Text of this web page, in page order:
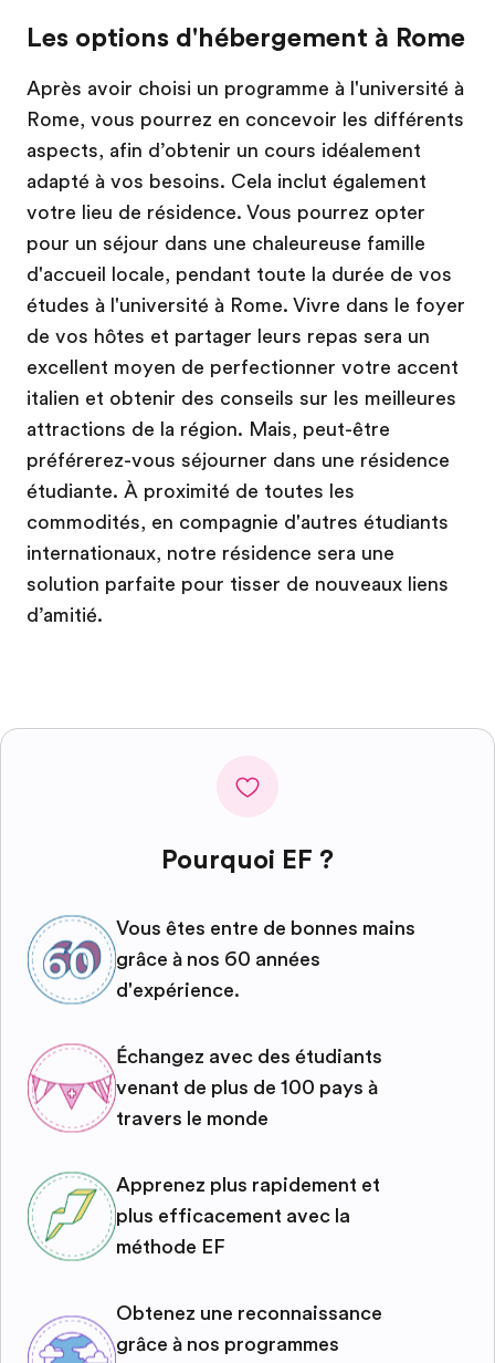
Les options d'hébergement à Rome
Après avoir choisi un programme à l'université à
Rome, vous pourrez en concevoir les différents
aspects, afin d’obtenir un cours idéalement
adapté à vos besoins. Cela inclut également
votre lieu de résidence. Vous pourrez opter
pour un séjour dans une chaleureuse famille
d'accueil locale, pendant toute la durée de vos
études à l'université à Rome. Vivre dans le foyer
de vos hôtes et partager leurs repas sera un
excellent moyen de perfectionner votre accent
italien et obtenir des conseils sur les meilleures
attractions de la région. Mais, peut-être
préférerez-vous séjourner dans une résidence
étudiante. À proximité de toutes les
commodités, en compagnie d'autres étudiants
internationaux, notre résidence sera une
solution parfaite pour tisser de nouveaux liens
d’amitié.
Pourquoi EF ?
Vous êtes entre de bonnes mains
grâce à nos 60 années
d'expérience.
Échangez avec des étudiants
venant de plus de 100 pays à
travers le monde
Apprenez plus rapidement et
plus efficacement avec la
méthode EF
Obtenez une reconnaissance
grâce à nos programmes